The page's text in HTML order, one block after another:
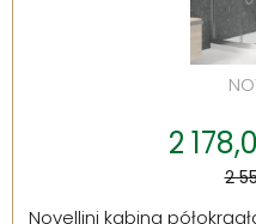
2
2
Novellini kabina